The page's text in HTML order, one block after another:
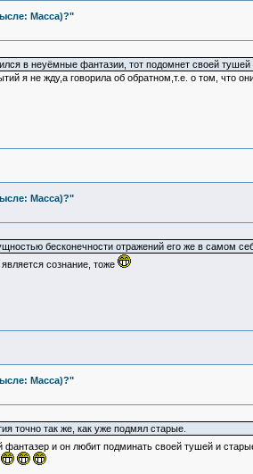
Масса)?"
в неуёмные фантазии, тот подомнет своей
я не жду,а говорила об обратном,т.е. о том, что
Масса)?"
бесконечности отражений его же в самом
сознание, тоже
Масса)?"
точно так же, как уже подмял старые.
и он любит подминать своей тушей и